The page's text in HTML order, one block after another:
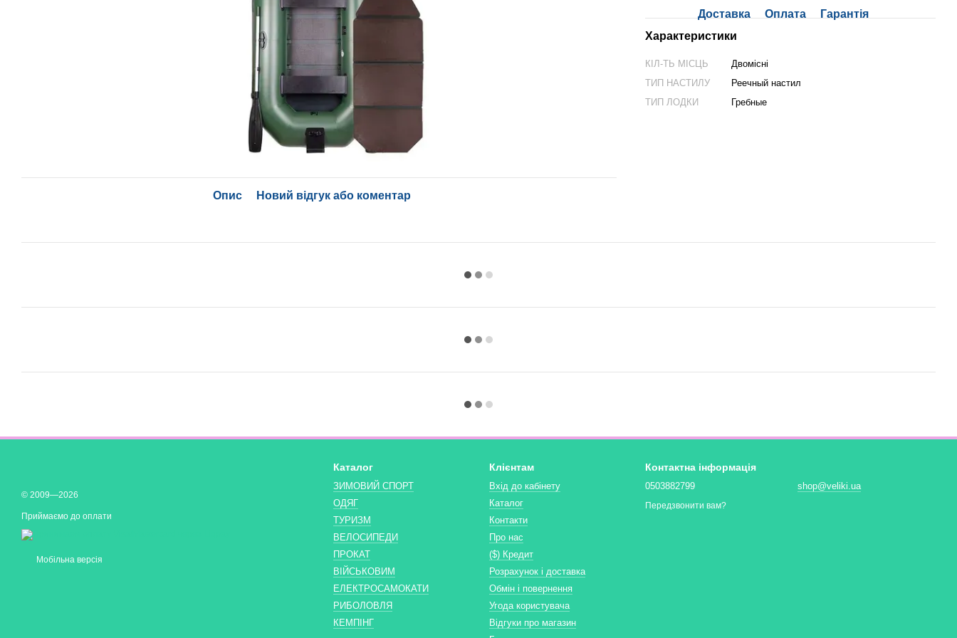
Опис Новий відгук або коментар
Доставка Оплата
Гарантія
Характеристики
КІЛ-ТЬ МІСЦЬ
Двомісні
ТИП НАСТИЛУ
Реечный настил
ТИП ЛОДКИ
Гребные
© 2009—2026
Приймаємо до оплати
Мобільна версія
Каталог
ЗИМОВИЙ СПОРТ
ОДЯГ
ТУРИЗМ
ВЕЛОСИПЕДИ
ПРОКАТ
ВІЙСЬКОВИМ
ЕЛЕКТРОСАМОКАТИ
РИБОЛОВЛЯ
КЕМПІНГ
Клієнтам
Вхід до кабінету
Каталог
Контакти
Про нас
($) Кредит
Розрахунок і доставка
Обмін і повернення
Угода користувача
Відгуки про магазин
Контактна інформація
0503882799
Передзвонити вам?
shop@veliki.ua